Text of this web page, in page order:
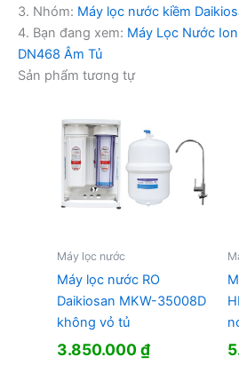
3. Nhóm: Máy lọc nước kiềm
4. Bạn đang xem: Máy Lọc Nước
DN468 Âm Tủ
Sản phẩm tương tự
Máy lọc nước
Máy lọc nước RO
Daikiosan MKW-35008D
không vỏ tủ
3.850.000₫